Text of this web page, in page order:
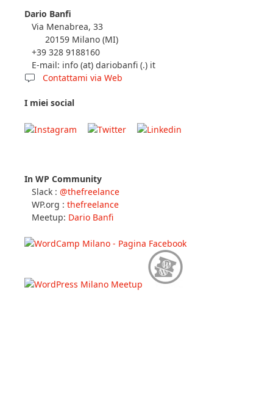
Dario Banfi
Via Menabrea, 33
20159 Milano (MI)
+39 328 9188160
E-mail: info (at) dariobanfi (.) it
Contattami via Web
I miei social
In WP Community
Slack : @thefreelance
WP.org : thefreelance
Meetup: Dario Banfi